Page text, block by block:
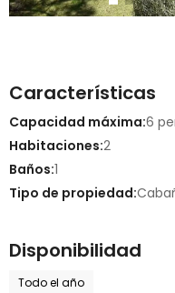
Características
Capacidad máxima:6
Habitaciones:2
Baños:1
Tipo de propiedad:
Disponibilidad
Todo el año